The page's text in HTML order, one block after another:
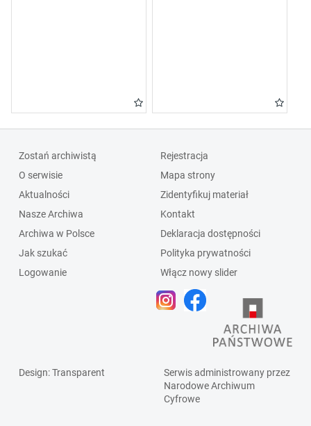
Zostań archiwistą
O serwisie
Aktualności
Nasze Archiwa
Archiwa w Polsce
Jak szukać
Logowanie
Rejestracja
Mapa strony
Zidentyfikuj materiał
Kontakt
Deklaracja dostępności
Polityka prywatności
Włącz nowy slider
Design: Transparent
Serwis administrowany przez
Narodowe Archiwum
Cyfrowe